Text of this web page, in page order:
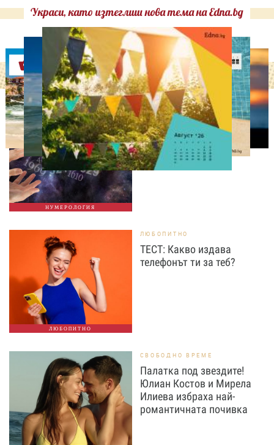
Украси, като изтеглиш нова тема на Edna.bg
Оферти
НУМЕРОЛОГИЯ
НУМЕРОЛОГИЯ
Нумерологична прогноза
за 7 август, петък
ЛЮБОПИТНО
ЛЮБОПИТНО
ТЕСТ: Какво издава
телефонът ти за теб?
СВОБОДНО ВРЕМЕ
Палатка под звездите!
Юлиан Костов и Мирела
Илиева избраха най-
романтичната почивка